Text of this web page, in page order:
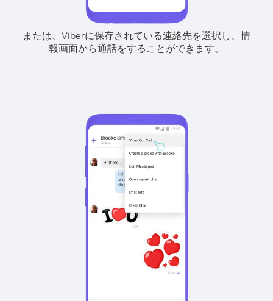
または、Viberに保存されている連絡先を選択し、情
報画面から通話をすることができます。